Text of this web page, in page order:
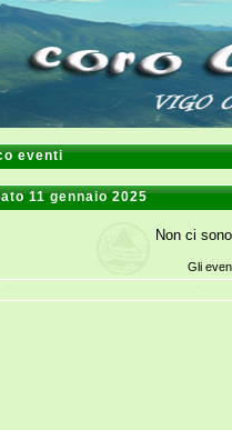
eventi
11 gennaio 2025
Non ci
Gli